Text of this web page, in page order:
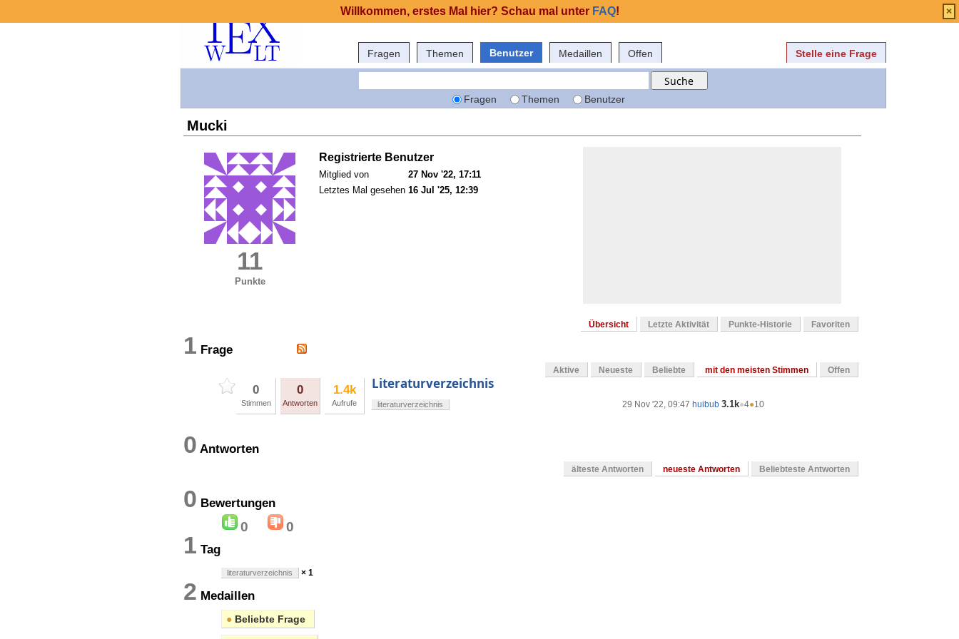
Fragen Themen Benutzer Medaillen Offen Stelle eine Frage
Fragen Themen Benutzer
Mucki
11
Punkte
Registrierte Benutzer
Mitglied von
27 Nov '22, 17:11
Letztes Mal gesehen 16 Jul '25, 12:39
Übersicht Letzte Aktivität Punkte-Historie Favoriten
1 Frage
Aktive Neueste Beliebte mit den meisten Stimmen Offen
0
Stimmen
0
Antworten
1.4k
Aufrufe
Literaturverzeichnis
29 Nov '22, 09:47 huibub 3.1k●4●10
literaturverzeichnis
0 Antworten
älteste Antworten neueste Antworten Beliebteste Antworten
0 Bewertungen
0 0
1 Tag
literaturverzeichnis × 1
2 Medaillen
● Beliebte Frage
Willkommen, erstes Mal hier? Schau mal unter FAQ! ×